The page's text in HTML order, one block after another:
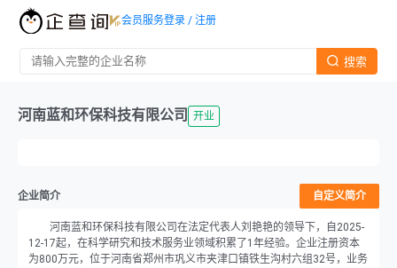
搜索
会员服务登录 / 注册
河南蓝和环保科技有限公司 开业
企业简介 自定义简介
河南蓝和环保科技有限公司在法定代表人刘艳艳的领导下，自2025-
12-17起，在科学研究和技术服务业领域积累了1年经验。企业注册资本
为800万元，位于河南省郑州市巩义市夹津口镇铁生沟村六组32号，业务